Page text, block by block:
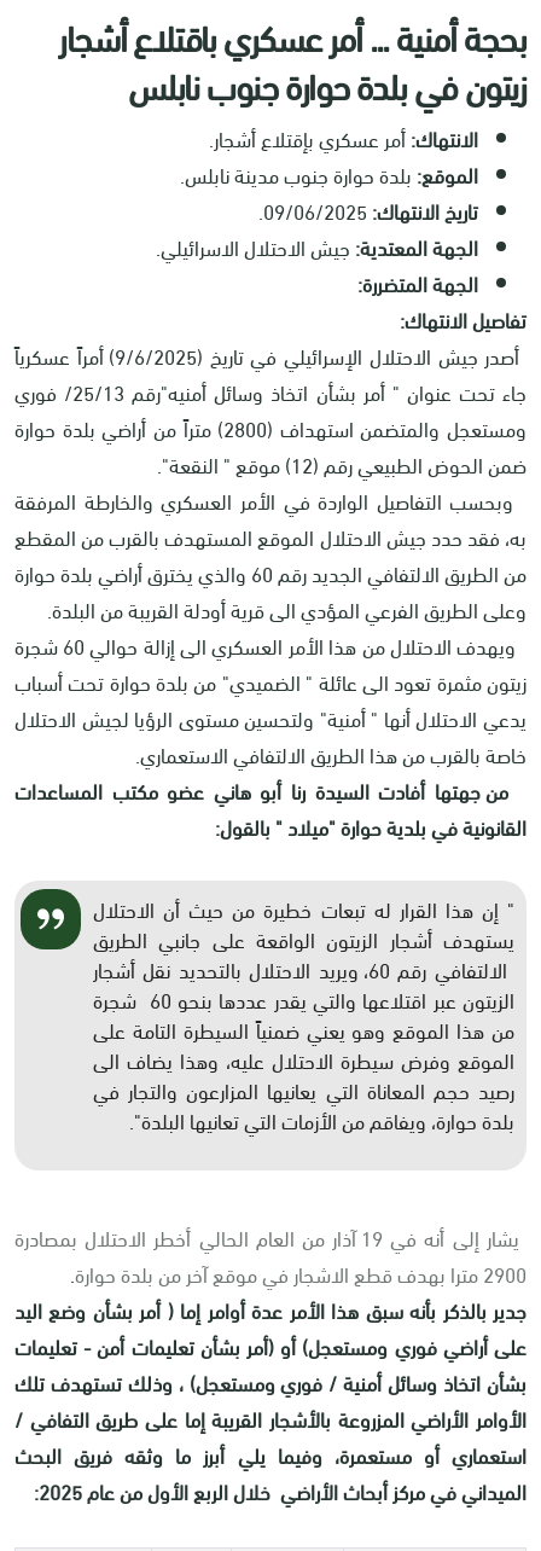
بحجة أمنية ... أمر عسكري باقتلاع أشجار
زيتون في بلدة حوارة جنوب نابلس
الانتهاك:أمر عسكري بإقتلاع أشجار.
الموقع:بلدة حوارة جنوب مدينة نابلس.
تاريخ الانتهاك:09/06/2025.
الجهة المعتدية:جيش الاحتلال الاسرائيلي.
الجهة المتضررة:
تفاصيل الانتهاك:
أصدر جيش الاحتلال الإسرائيلي في تاريخ (9/6/2025) أمراً عسكرياً
جاء تحت عنوان " أمر بشأن اتخاذ وسائل أمنيه"رقم 25/13/ فوري
ومستعجل والمتضمن استهداف (2800) متراً من أراضي بلدة حوارة
ضمن الحوض الطبيعي رقم (12) موقع " النقعة".
وبحسب التفاصيل الواردة في الأمر العسكري والخارطة المرفقة
به، فقد حدد جيش الاحتلال الموقع المستهدف بالقرب من المقطع
من الطريق الالتفافي الجديد رقم 60 والذي يخترق أراضي بلدة حوارة
وعلى الطريق الفرعي المؤدي الى قرية أودلة القريبة من البلدة.
ويهدف الاحتلال من هذا الأمر العسكري الى إزالة حوالي 60 شجرة
زيتون مثمرة تعود الى عائلة " الضميدي" من بلدة حوارة تحت أسباب
يدعي الاحتلال أنها " أمنية" ولتحسين مستوى الرؤيا لجيش الاحتلال
خاصة بالقرب من هذا الطريق الالتفافي الاستعماري.
من جهتها أفادت السيدة رنا أبو هاني عضو مكتب المساعدات
القانونية في بلدية حوارة "ميلاد " بالقول:
" إن هذا القرار له تبعات خطيرة من حيث أن الاحتلال
يستهدف أشجار الزيتون الواقعة على جانبي الطريق
الالتفافي رقم 60، ويريد الاحتلال بالتحديد نقل أشجار
الزيتون عبر اقتلاعها والتي يقدر عددها بنحو 60 شجرة
من هذا الموقع وهو يعني ضمنياً السيطرة التامة على
الموقع وفرض سيطرة الاحتلال عليه، وهذا يضاف الى
رصيد حجم المعاناة التي يعانيها المزارعون والتجار في
بلدة حوارة، ويفاقم من الأزمات التي تعانيها البلدة".
يشار إلى أنه في 19 آذار من العام الحالي أخطر الاحتلال بمصادرة
2900 مترا بهدف قطع الاشجار في موقع آخر من بلدة حوارة
.
جدير بالذكر بأنه سبق هذا الأمر عدة أوامر إما ( أمر بشأن وضع اليد
على أراضي فوري ومستعجل) أو (أمر بشأن تعليمات أمن - تعليمات
بشأن اتخاذ وسائل أمنية / فوري ومستعجل) ، وذلك تستهدف تلك
الأوامر الأراضي المزروعة بالأشجار القريبة إما على طريق التفافي /
استعماري أو مستعمرة، وفيما يلي أبرز ما وثقه فريق البحث
الميداني في مركز أبحاث الأراضي خلال الربع الأول من عام 2025: